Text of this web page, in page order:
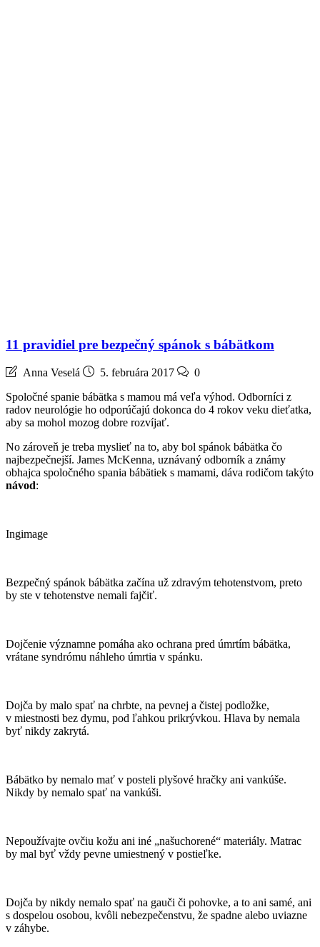
11 pravidiel pre bezpečný spánok s bábätkom
Anna Veselá 5. februára 2017
0
Spoločné spanie bábätka s mamou má veľa výhod. Odborníci z
radov neurológie ho odporúčajú dokonca do 4 rokov veku dieťatka,
aby sa mohol mozog dobre rozvíjať.
No zároveň je treba myslieť na to, aby bol spánok bábätka čo
najbezpečnejší. James McKenna, uznávaný odborník a známy
obhajca spoločného spania bábätiek s mamami, dáva rodičom takýto
návod:
Ingimage
Bezpečný spánok bábätka začína už zdravým tehotenstvom, preto
by ste v tehotenstve nemali fajčiť.
Dojčenie významne pomáha ako ochrana pred úmrtím bábätka,
vrátane syndrómu náhleho úmrtia v spánku.
Dojča by malo spať na chrbte, na pevnej a čistej podložke,
v miestnosti bez dymu, pod ľahkou prikrývkou. Hlava by nemala
byť nikdy zakrytá.
Bábätko by nemalo mať v posteli plyšové hračky ani vankúše.
Nikdy by nemalo spať na vankúši.
Nepoužívajte ovčiu kožu ani iné „našuchorené“ materiály. Matrac
by mal byť vždy pevne umiestnený v postieľke.
Dojča by nikdy nemalo spať na gauči či pohovke, a to ani samé, ani
s dospelou osobou, kvôli nebezpečenstvu, že spadne alebo uviazne
v záhybe.